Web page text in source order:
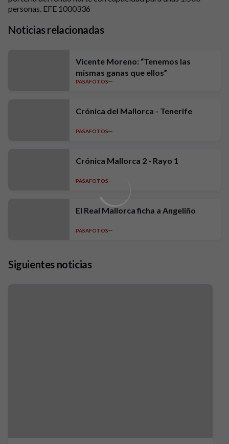
personas. EFE 1000336
Noticias relacionadas
Vicente Moreno: “Tenemos las
mismas ganas que ellos”
PASAFOTOS
Crónica del Mallorca - Tenerife
PASAFOTOS
Crónica Mallorca 2 - Rayo 1
PASAFOTOS
El Real Mallorca ficha a Angeliño
PASAFOTOS
Siguientes noticias